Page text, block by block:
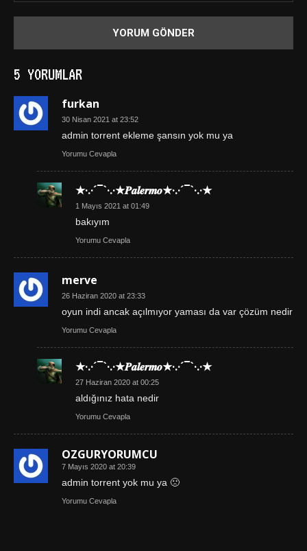
5 YORUMLAR
furkan
30 Nisan 2021 at 23:52
admin torrent ekleme şansın yok mu ya
Yorumu Cevapla
★·.·´¯`·.·★𝑷𝒂𝒍𝒆𝒓𝒎𝒐★·.·´¯`·.·★
1 Mayıs 2021 at 01:49
bakıyım
Yorumu Cevapla
merve
26 Haziran 2020 at 23:33
oyun indi ancak açılmıyor yaması da var çözüm nedir
Yorumu Cevapla
★·.·´¯`·.·★𝑷𝒂𝒍𝒆𝒓𝒎𝒐★·.·´¯`·.·★
27 Haziran 2020 at 00:25
aldığınız hata nedir
Yorumu Cevapla
OZGURYORUMCU
7 Mayıs 2020 at 20:39
admin torrent yok mu ya 🙁
Yorumu Cevapla